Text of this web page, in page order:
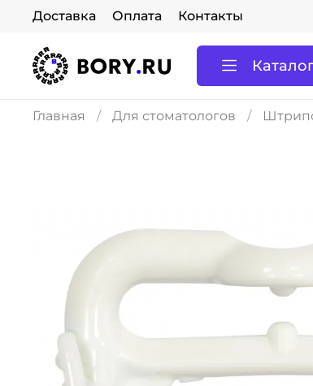
Доставка Оплата Контакты
Главная Для стоматологов